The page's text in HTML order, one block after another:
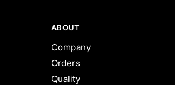
ABOUT
Company
Orders
Quality